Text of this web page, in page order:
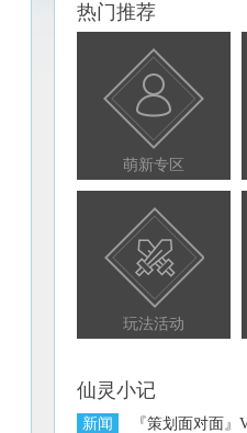
热门推荐
萌新专区
玩法活动
仙灵小记
新闻
『策划面对面